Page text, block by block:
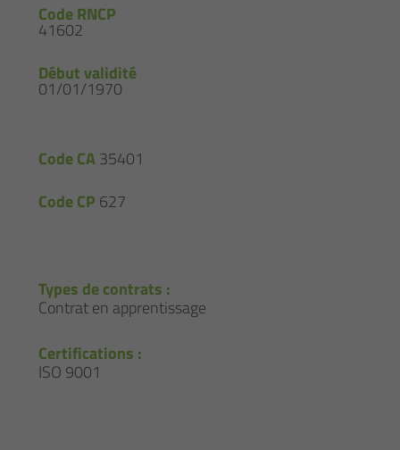
Code RNCP
41602
Début validité
01/01/1970
Code CA35401
Code CP 627
Types de contrats :
Contrat en apprentissage
Certifications :
ISO 9001